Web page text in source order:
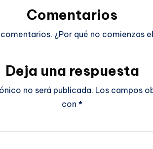
Comentarios
¿Por qué no comienzas
Deja una respuesta
no será publicada. Los campos
con*